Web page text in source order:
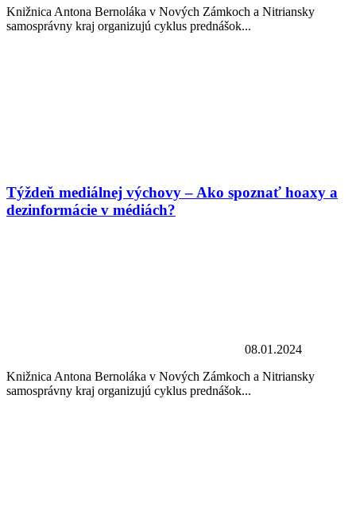
Knižnica Antona Bernoláka v Nových Zámkoch a Nitriansky
samosprávny kraj organizujú cyklus prednášok...
Týždeň mediálnej výchovy – Ako spoznať hoaxy a
dezinformácie v médiách?
08.01.2024
Knižnica Antona Bernoláka v Nových Zámkoch a Nitriansky
samosprávny kraj organizujú cyklus prednášok...